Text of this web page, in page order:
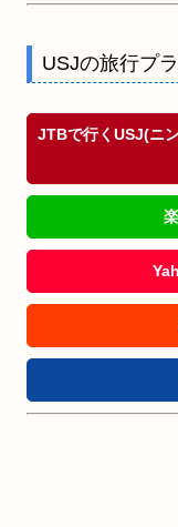
USJの旅行プ
JTBで行くUSJ(ニ